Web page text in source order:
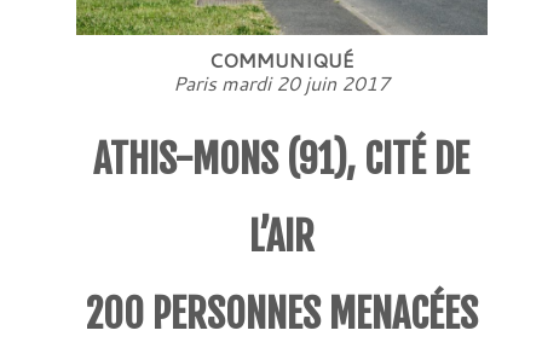
COMMUNIQUÉ
Paris mardi 20 juin 2017
ATHIS-MONS (91), CITÉ DE
L’AIR
200 PERSONNES MENACÉES